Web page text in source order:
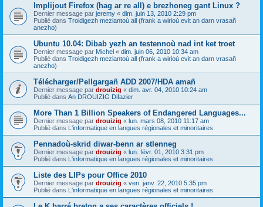
Implijout Firefox (hag ar re all) e brezhoneg gant Linux ?
Dernier message par jeremy « dim. juin 13, 2010 2:29 pm
Publié dans Troidigezh meziantoù all (frank a wirioù evit an darn vrasañ
anezho)
Ubuntu 10.04: Dibab yezh an testennoù nad int ket troet
Dernier message par Michel « dim. juin 06, 2010 10:34 am
Publié dans Troidigezh meziantoù all (frank a wirioù evit an darn vrasañ
anezho)
Télécharger/Pellgargañ ADD 2007/HDA amañ
Dernier message par drouizig « dim. avr. 04, 2010 10:24 am
Publié dans An DROUIZIG Difazier
More Than 1 Billion Speakers of Endangered Languages...
Dernier message par drouizig « lun. mars 08, 2010 11:17 am
Publié dans L'informatique en langues régionales et minoritaires
Pennadoù-skrid diwar-benn ar stlenneg
Dernier message par drouizig « lun. févr. 01, 2010 3:31 pm
Publié dans L'informatique en langues régionales et minoritaires
Liste des LIPs pour Office 2010
Dernier message par drouizig « ven. janv. 22, 2010 5:35 pm
Publié dans L'informatique en langues régionales et minoritaires